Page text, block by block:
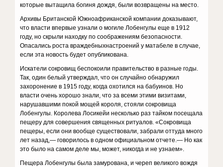
которые выта­щила богиня дождя, были возвращены на место.
Архивы Британской Южноафриканской компании доказывают,
что власти впервые узнали о могиле Ло­бенгулы еще в 1912
году, но скрыли находку по сооб­ражениям безопасности.
Опасались роста враждебныхнастроений у матабеле в случае,
если эта новость будет опубликована.
Искатели сокровищ беспокоили правительство в раз­ные годы.
Так, один белый утверждал, что он случайно обнаружил
захоронение в 1915 году, когда охотился на бабуинов. Но
власти очень хорошо знали, что за всеми этими визитами,
нарушавшими покой мощей короля, стояли сокровища
Лобенгулы. Королева Лосикейи не­сколько раз тайком посещала
пещеру для совершения священных ритуалов. «Сокровища
пещеры, если они вообще существовали, забрали оттуда много
лет назад,— говорилось в одном официальном отчете.— Но как
это было на самом деле мы, может, никогда и не узнаем».
Пещера Лобенгулы была замурована, и череп вели­кого вождя